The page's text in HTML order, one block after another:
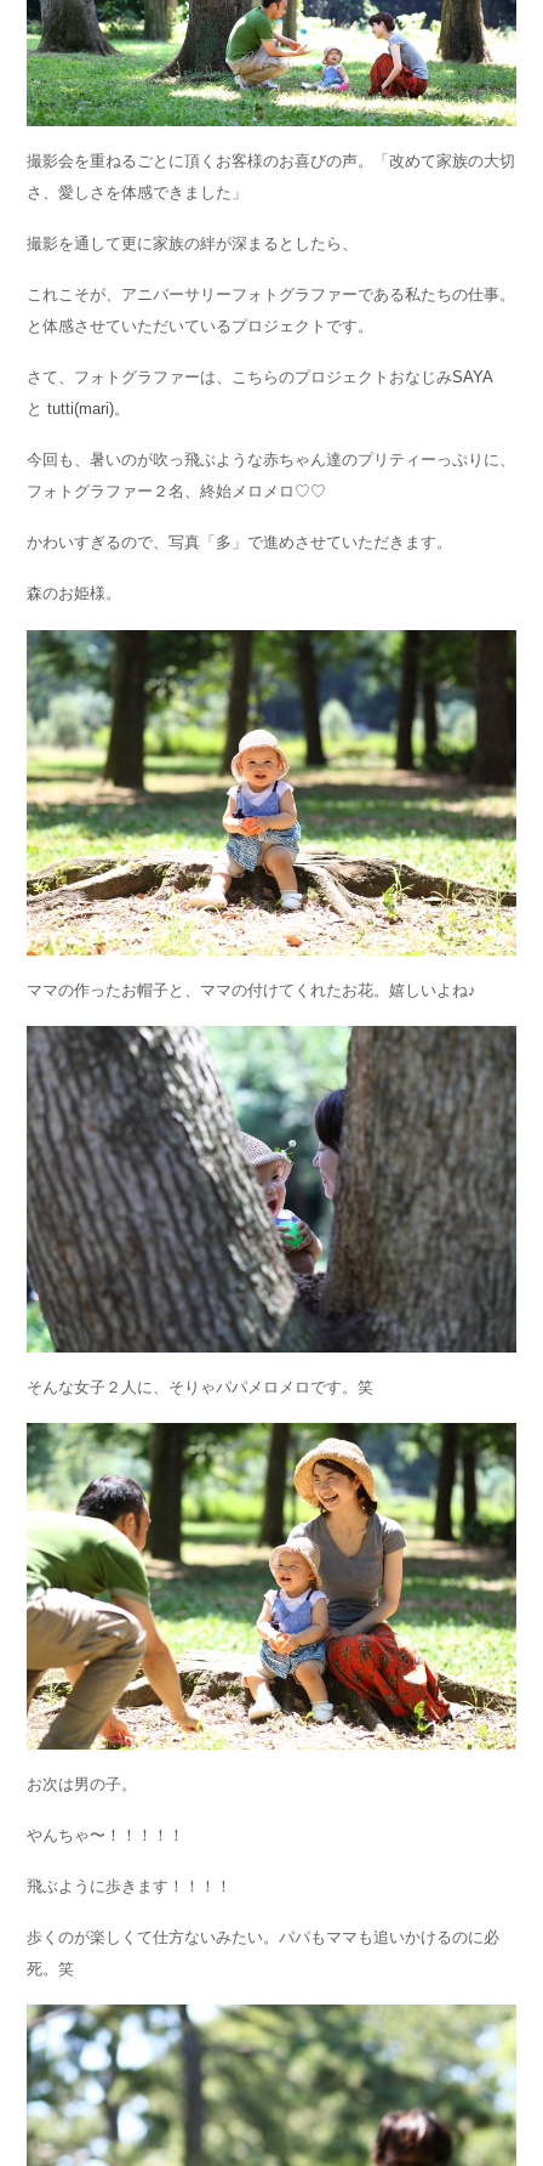
撮影会を重ねるごとに頂くお客様のお喜びの声。「改めて家族の大切
さ、愛しさを体感できました」
撮影を通して更に家族の絆が深まるとしたら、
これこそが、アニバーサリーフォトグラファーである私たちの仕事。
と体感させていただいているプロジェクトです。
さて、フォトグラファーは、こちらのプロジェクトおなじみSAYA
とtutti(mari)。
今回も、暑いのが吹っ飛ぶような赤ちゃん達のプリティーっぷりに、
フォトグラファー２名、終始メロメロ♡♡
かわいすぎるので、写真「多」で進めさせていただきます。
森のお姫様。
ママの作ったお帽子と、ママの付けてくれたお花。嬉しいよね♪
そんな女子２人に、そりゃパパメロメロです。笑
お次は男の子。
やんちゃ〜！！！！！
飛ぶように歩きます！！！！
歩くのが楽しくて仕方ないみたい。パパもママも追いかけるのに必
死。笑